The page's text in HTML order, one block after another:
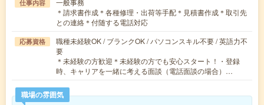
仕事内容
＊請求書作成＊各種修理・出荷等手配＊見積書作成＊取引先
との連絡＊付随する電話対応
応募資格
職種未経験OK / ブランクOK / パソコンスキル不要 / 英語力不
要
＊未経験の方歓迎＊未経験の方でも安心スタート！・登録
時、キャリアを一緒に考える面談（電話面談の場合）…
職場の雰囲気